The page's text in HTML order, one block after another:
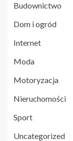
Budownictwo
Dom i ogród
Internet
Moda
Motoryzacja
Nieruchomości
Sport
Uncategorized